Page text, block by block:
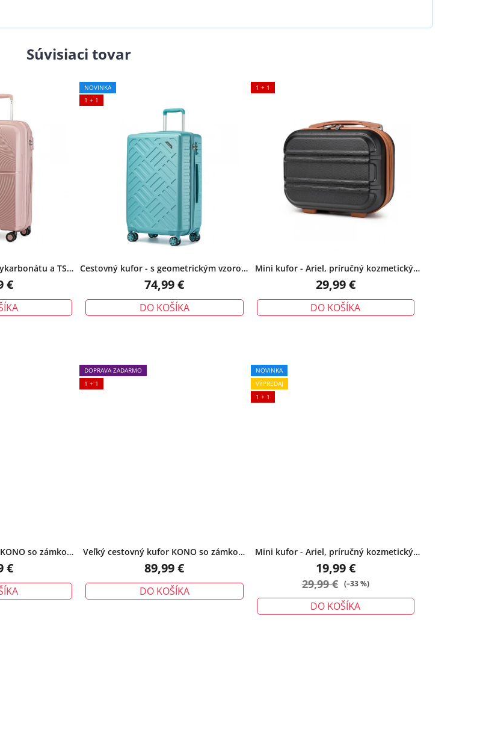
Súvisiaci tovar
a TSA
telový
€
NOVINKA
1 + 1
Cestovný kufor - s geometrickým vzorom
a TSA zámkom, stredný, modrý
74,99 €
DO KOŠÍKA
1 + 1
Mini kufor - Ariel, príručný kozmetický,
čiernohnedý
29,99 €
DO KOŠÍKA
so zámkom
€
DOPRAVA ZADARMO
1 + 1
Veľký cestovný kufor KONO so zámkom
čierny
89,99 €
DO KOŠÍKA
NOVINKA
VÝPREDAJ
1 + 1
Mini kufor - Ariel, príručný kozmetický,
béžovohnedý
19,99 €
29,99 € (–33 %)
DO KOŠÍKA